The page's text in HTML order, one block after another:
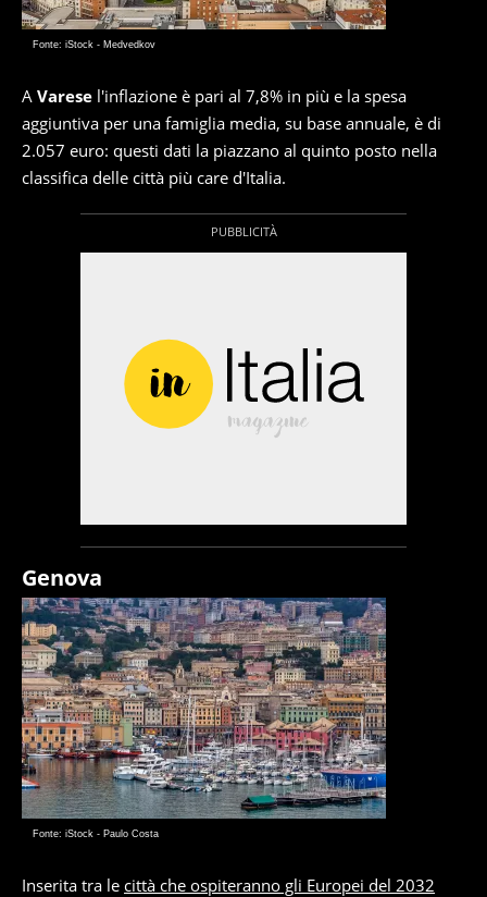
Fonte: iStock - Medvedkov
A Varese l'inflazione è pari al 7,8% in più e la spesa
aggiuntiva per una famiglia media, su base annuale, è di
2.057 euro: questi dati la piazzano al quinto posto nella
classifica delle città più care d'Italia.
Genova
Fonte: iStock - Paulo Costa
Inserita tra le città che ospiteranno gli Europei del 2032